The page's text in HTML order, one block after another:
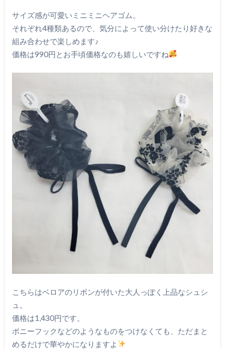
サイズ感が可愛いミニミニヘアゴム。
それぞれ4種類あるので、気分によって使い分けたり好きな
組み合わせで楽しめます♪
価格は990円とお手頃価格なのも嬉しいですね
こちらはベロアのリボンが付いた大人っぽく上品なシュシ
ュ。
価格は1,430円です。
ポニーフックなどのようなものをつけなくても、ただまと
めるだけで華やかになりますよ